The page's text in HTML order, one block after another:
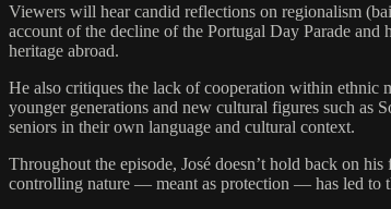
Viewers will hear candid reflections on regionalism
account of the decline of the Portugal Day Parade
heritage abroad.
He also critiques the lack of cooperation within ethnic
younger generations and new cultural figures such as
seniors in their own language and cultural context.
Throughout the episode, José doesn’t hold back on
controlling nature — meant as protection — has led to